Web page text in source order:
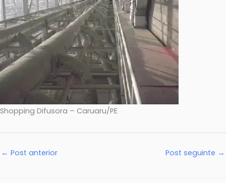
Shopping Difusora – Caruaru/PE
← Post anterior Post seguinte →